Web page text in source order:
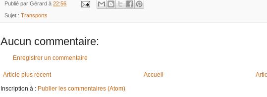
Publié par Gérard à 22:56
Sujet : Transports
Aucun commentaire:
Enregistrer un commentaire
Article plus récent
Accueil
Inscription à : Publier les commentaires (Atom)